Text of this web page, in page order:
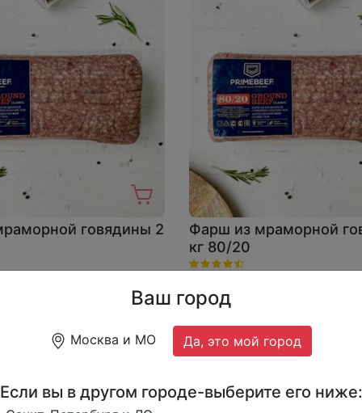
Ваш город
Москва и МО Да, это мой город
Если вы в другом городе-выберите его ниже:
говядины 2
Фарш из мраморной
кг 80/20